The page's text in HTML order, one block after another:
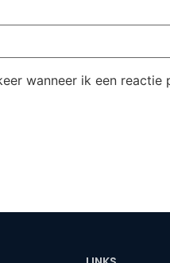
wanneer ik een reactie